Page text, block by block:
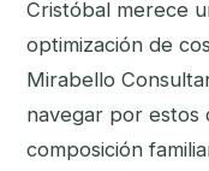
Cristóbal merece
optimización de
Mirabello
navegar por estos
composición